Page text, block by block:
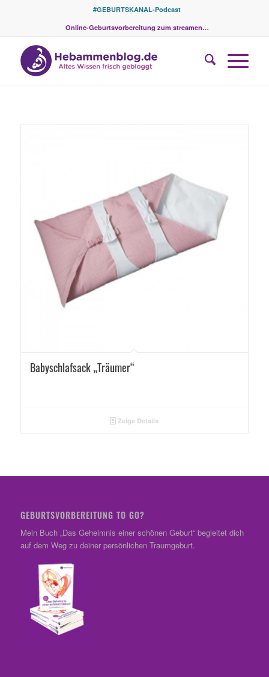
#GEBURTSKANAL-Podcast
Online-Geburtsvorbereitung zum streamen…
Babyschlafsack „Träumer“
Zeige Details
GEBURTSVORBEREITUNG TO GO?
Mein Buch „Das Geheimnis einer schönen Geburt“ begleitet dich
auf dem Weg zu deiner persönlichen Traumgeburt.